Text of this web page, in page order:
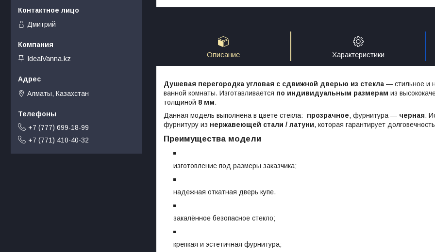
Описание Характеристики
Душевая перегородка угловая с сдвижной дверью из стекла — стильное и
ванной комнаты. Изготавливается по индивидуальным размерам из
толщиной 8 мм.
Данная модель выполнена в цвете стекла:
прозрачное, фурнитура — черная.
фурнитуру из нержавеющей стали / латуни, которая гарантирует
Преимущества модели
изготовление под размеры заказчика;
надежная откатная дверь купе.
закалённое безопасное стекло;
крепкая и эстетичная фурнитура;
Дмитрий
IdealVanna.kz
Алматы, Казахстан
+7 (777) 699-18-99
+7 (771) 410-40-32